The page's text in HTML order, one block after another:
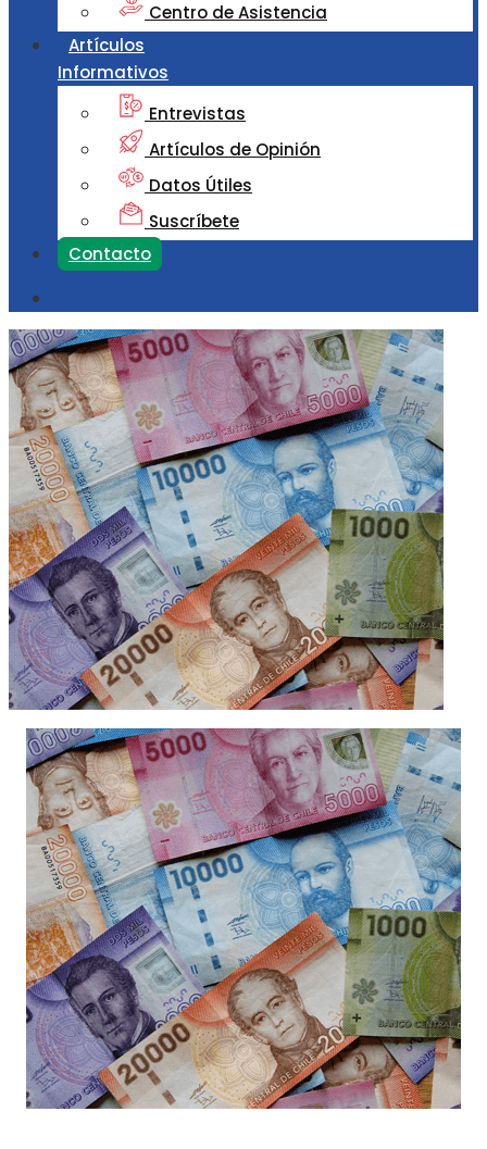
Centro de Asistencia
Artículos
Informativos
Entrevistas
Artículos de Opinión
Datos Útiles
Suscríbete
Contacto